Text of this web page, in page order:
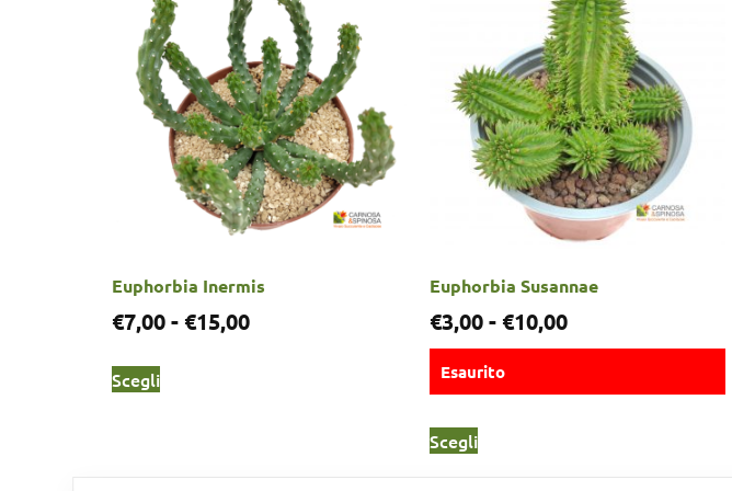
Euphorbia Inermis
€7,00- €15,00
Scegli
Euphorbia Susannae
€3,00- €10,00
Esaurito
Scegli